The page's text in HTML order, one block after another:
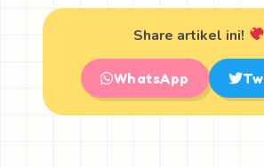
Share artikel ini!
WhatsApp